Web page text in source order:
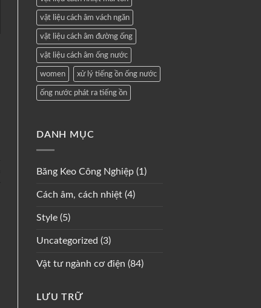
vật liệu cách âm vách ngăn
vật liệu cách âm đường ống
vật liệu cách âm ống nước
women xử lý tiếng ồn ống nước
ống nước phát ra tiếng ồn
DANH MỤC
Băng Keo Công Nghiệp (1)
Cách âm, cách nhiệt (4)
Style (5)
Uncategorized (3)
Vật tư ngành cơ điện (84)
LƯU TRỮ